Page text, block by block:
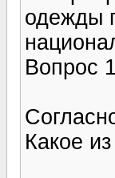
одежды
Вопрос
Какое